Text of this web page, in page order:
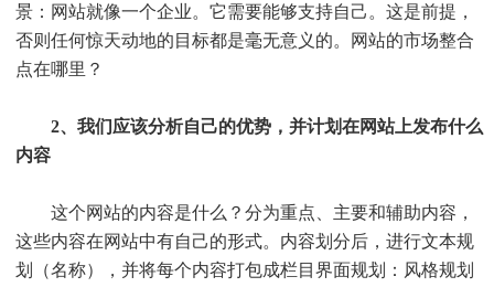
景：网站就像一个企业。它需要能够支持自己。这是前提，
否则任何惊天动地的目标都是毫无意义的。网站的市场整合
点在哪里？
2、我们应该分析自己的优势，并计划在网站上发布什么
内容
这个网站的内容是什么？分为重点、主要和辅助内容，
这些内容在网站中有自己的形式。内容划分后，进行文本规
划（名称），并将每个内容打包成栏目界面规划：风格规划